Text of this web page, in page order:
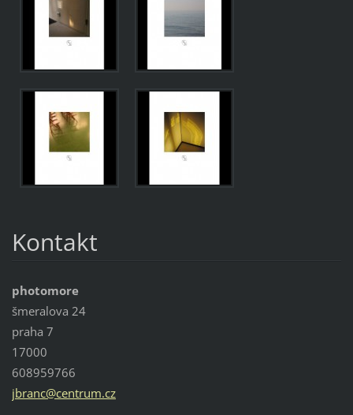
Kontakt
photomore
šmeralova 24
praha 7
17000
608959766
jbranc@centrum.cz